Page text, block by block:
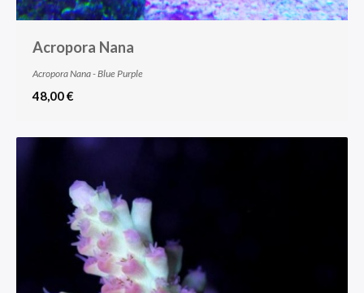
Acropora Nana
Acropora Nana - Blue Purple
48,00 €